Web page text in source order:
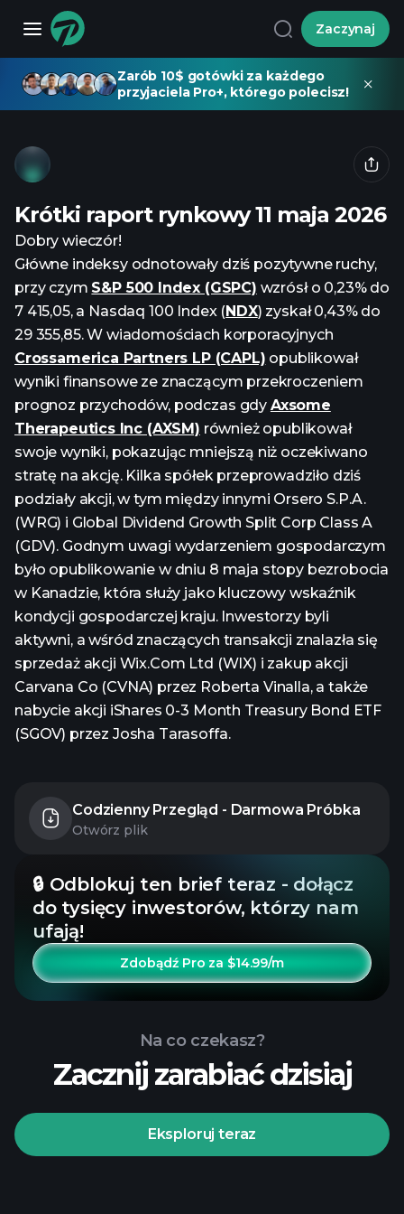
Zaczynaj
Zarób 10$ gotówki za każdego
przyjaciela Pro+, którego polecisz!
Krótki raport rynkowy 11 maja 2026
Dobry wieczór!
Główne indeksy odnotowały dziś pozytywne ruchy,
przy czym S&P 500 Index (GSPC) wzrósł o 0,23% do
7 415,05, a Nasdaq 100 Index (NDX) zyskał 0,43% do
29 355,85. W wiadomościach korporacyjnych
Crossamerica Partners LP (CAPL) opublikował
wyniki finansowe ze znaczącym przekroczeniem
prognoz przychodów, podczas gdy Axsome
Therapeutics Inc (AXSM) również opublikował
swoje wyniki, pokazując mniejszą niż oczekiwano
stratę na akcję. Kilka spółek przeprowadziło dziś
podziały akcji, w tym między innymi Orsero S.P.A.
(WRG) i Global Dividend Growth Split Corp Class A
(GDV). Godnym uwagi wydarzeniem gospodarczym
było opublikowanie w dniu 8 maja stopy bezrobocia
w Kanadzie, która służy jako kluczowy wskaźnik
kondycji gospodarczej kraju. Inwestorzy byli
aktywni, a wśród znaczących transakcji znalazła się
sprzedaż akcji Wix.Com Ltd (WIX) i zakup akcji
Carvana Co (CVNA) przez Roberta Vinalla, a także
nabycie akcji iShares 0-3 Month Treasury Bond ETF
(SGOV) przez Josha Tarasoffa.
Codzienny Przegląd - Darmowa Próbka
Otwórz plik
🔒 Odblokuj ten brief teraz - dołącz
do tysięcy inwestorów, którzy nam
ufają!
Zdobądź Pro za $14.99/m
Na co czekasz?
Zacznij zarabiać dzisiaj
Eksploruj teraz